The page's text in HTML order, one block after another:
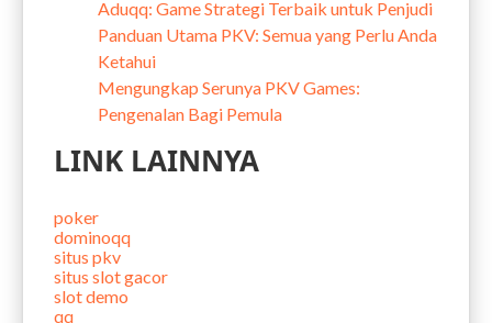
Aduqq: Game Strategi Terbaik untuk Penjudi
Panduan Utama PKV: Semua yang Perlu Anda
Ketahui
Mengungkap Serunya PKV Games:
Pengenalan Bagi Pemula
LINK LAINNYA
poker
dominoqq
situs pkv
situs slot gacor
slot demo
qq